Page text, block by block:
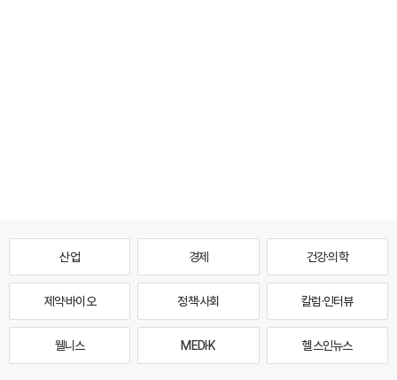
산업 경제 건강·의학
제약·바이오 정책·사회 칼럼·인터뷰
웰니스 MEDI·K 헬스인뉴스